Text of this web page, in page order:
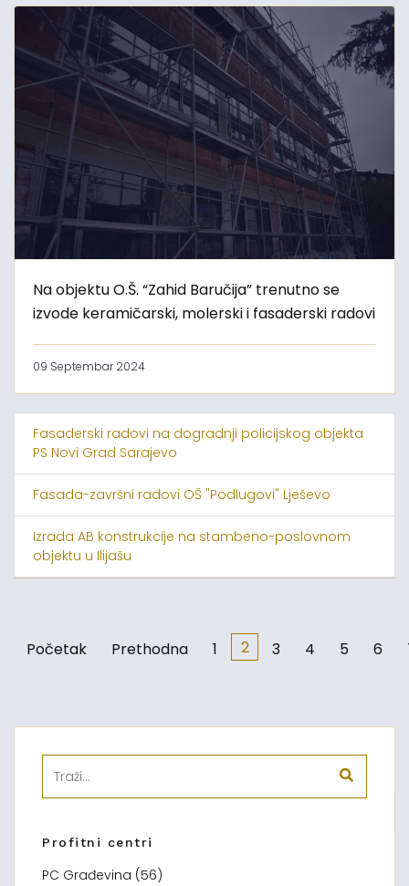
Na objektu O.Š. “Zahid Baručija” trenutno se
izvode keramičarski, molerski i fasaderski radovi
09 Septembar 2024
Fasaderski radovi na dogradnji policijskog objekta
PS Novi Grad Sarajevo
Fasada-završni radovi OŠ "Podlugovi" Lješevo
Izrada AB konstrukcije na stambeno-poslovnom
objektu u Ilijašu
Početak Prethodna 1 2 3 4 5 6
Profitni centri
PC Građevina (56)